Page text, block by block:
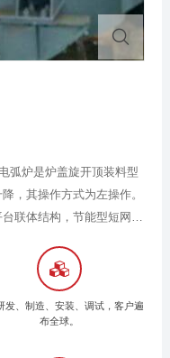
弧炉是炉盖旋开顶装料型
，其操作方式为左操作。
联体结构，节能型短网，
钢和高级合金钢等，其
发、制造、安装、调试，客户遍
布全球。